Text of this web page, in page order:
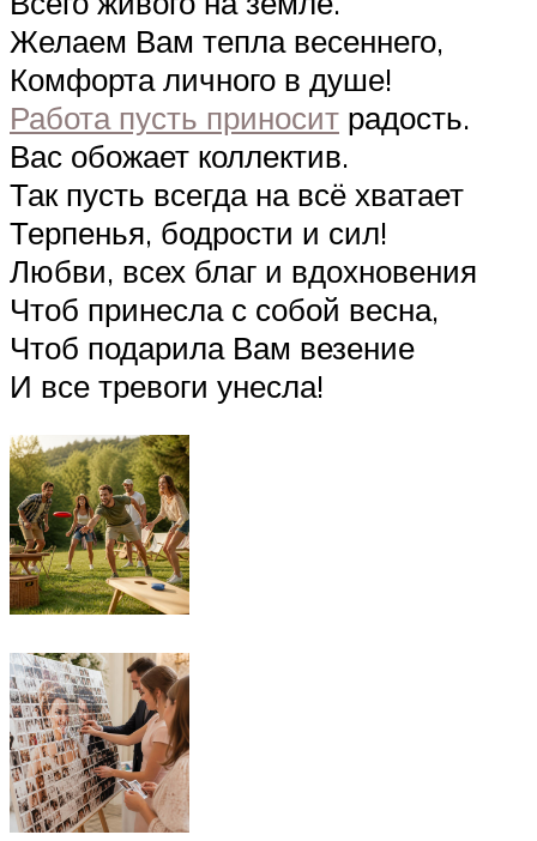
Желаем Вам тепла весеннего,
Комфорта личного в душе!
Работа пусть приносит радость.
Вас обожает коллектив.
Так пусть всегда на всё хватает
Терпенья, бодрости и сил!
Любви, всех благ и вдохновения
Чтоб принесла с собой весна,
Чтоб подарила Вам везение
И все тревоги унесла!